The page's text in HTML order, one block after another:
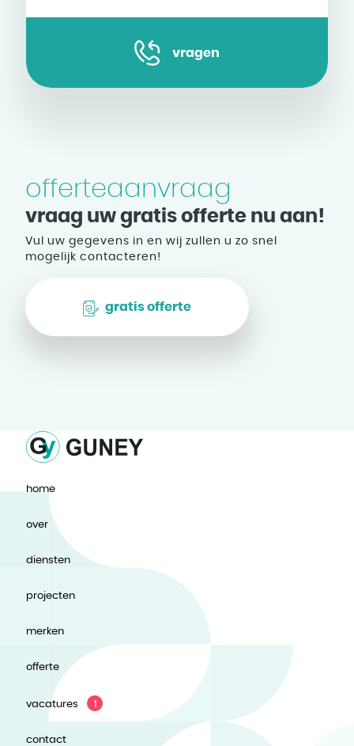
vragen
offerteaanvraag
vraag uw gratis offerte nu aan!
Vul uw gegevens in en wij zullen u zo snel
mogelijk contacteren!
gratis offerte
home
over
diensten
projecten
merken
offerte
vacatures 1
contact